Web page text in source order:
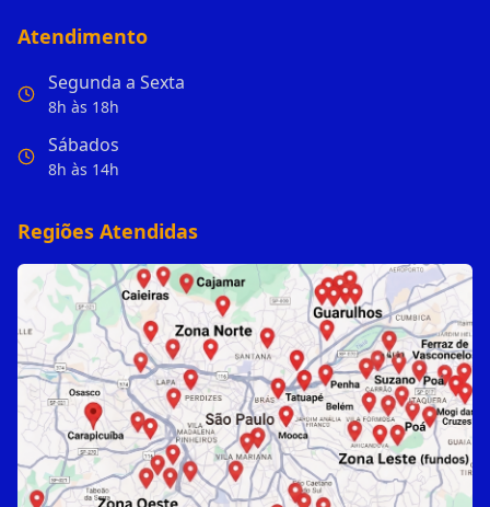
Atendimento
Segunda a Sexta
8h às 18h
Sábados
8h às 14h
Regiões Atendidas